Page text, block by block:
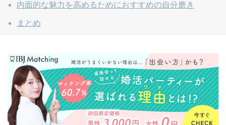
内面的な魅力を高めるためにおすすめの自分磨き
まとめ